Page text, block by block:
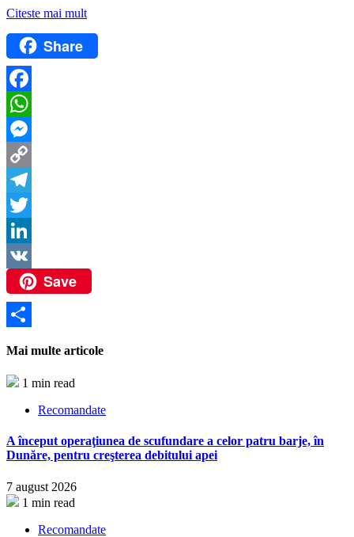
Citeste mai mult
Share
Facebook
WhatsApp
Messenger
Copy
Link
Telegram
Twitter
LinkedIn
VK
Save
Mai multe articole
1 min read
Recomandate
A început operaţiunea de scufundare a celor patru barje, în
Dunăre, pentru creşterea debitului apei
7 august 2026
1 min read
Recomandate